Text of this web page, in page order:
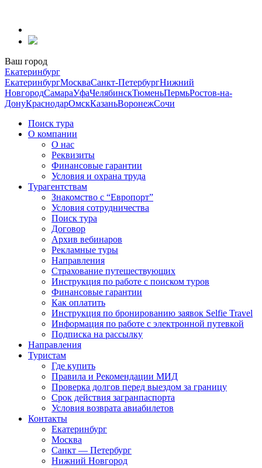
содержанию
Ваш город
Екатеринбург
ЕкатеринбургМоскваСанкт-ПетербургНижний
НовгородСамараУфаЧелябинскТюменьПермьРостов-на-
ДонуКраснодарОмскКазаньВоронежСочи
Поиск тура
О компании
О нас
Реквизиты
Финансовые гарантии
Условия и охрана труда
Турагентствам
Знакомство с “Европорт”
Условия сотрудничества
Поиск тура
Договор
Архив вебинаров
Рекламные туры
Направления
Страхование путешествующих
Инструкция по работе с поиском туров
Финансовые гарантии
Как оплатить
Инструкция по бронированию заявок Selfie Travel
Информация по работе с электронной путевкой
Подписка на рассылку
Направления
Туристам
Где купить
Правила и Рекомендации МИД
Проверка долгов перед выездом за границу
Срок действия загранпаспорта
Условия возврата авиабилетов
Контакты
Екатеринбург
Москва
Санкт — Петербург
Нижний Новгород